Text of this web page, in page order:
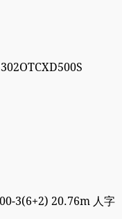
3(6+2) 20.76m 人字